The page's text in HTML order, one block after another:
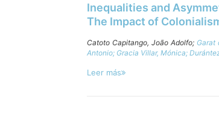
Inequalities and
The Impact of
Catoto Capitango, João Adolfo; Garat
Antonio; Gracia Villar, Mónica;
Leer más